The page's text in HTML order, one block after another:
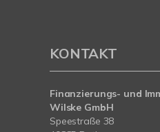
KONTAKT
Finanzierungs- und
Wilske GmbH
Speestraße 38